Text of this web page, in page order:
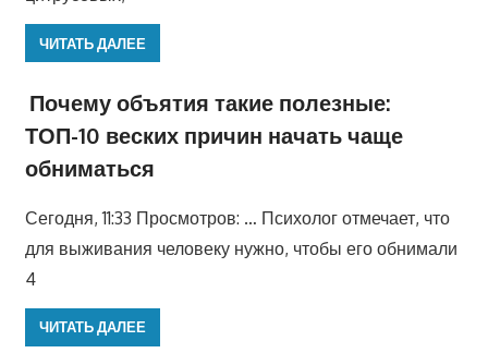
ЧИТАТЬ ДАЛЕЕ
Почему объятия такие полезные:
ТОП-10 веских причин начать чаще
обниматься
Сегодня, 11:33 Просмотров: … Психолог отмечает, что
для выживания человеку нужно, чтобы его обнимали
4
ЧИТАТЬ ДАЛЕЕ